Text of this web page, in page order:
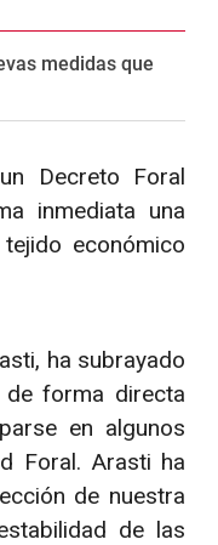
medidas que
Decreto Foral
inmediata una
económico
ha subrayado
forma directa
en algunos
Foral. Arasti ha
de nuestra
de las